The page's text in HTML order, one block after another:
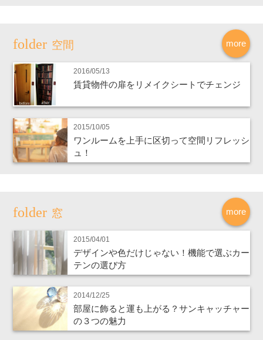
more
空間
2016/05/13
賃貸物件の扉をリメイクシートでチェンジ
2015/10/05
ワンルームを上手に区切って空間リフレッシ
ュ！
more
窓
2015/04/01
デザインや色だけじゃない！機能で選ぶカー
テンの選び方
2014/12/25
部屋に飾ると運も上がる？サンキャッチャー
の３つの魅力